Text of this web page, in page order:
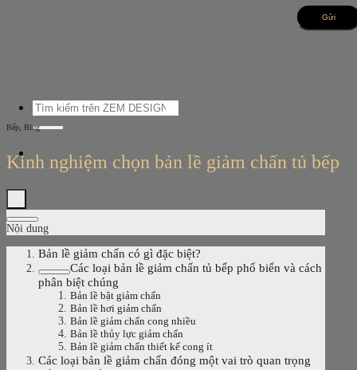
Tìm
kiếm:
Bếp Blog
Kinh nghiệm chọn bản lề giảm chấn tủ bếp
Nội dung
Bản lề giảm chấn có gì đặc biệt?
Các loại bản lề giảm chấn tủ bếp phổ biến và cách
phân biệt chúng
Bản lề bật giảm chấn
Bản lề hơi giảm chấn
Bản lề giảm chấn cong nhiều
Bản lề thủy lực giảm chấn
Bản lề giảm chấn thiết kế cong ít
Các loại bản lề giảm chấn đóng một vai trò quan trọng